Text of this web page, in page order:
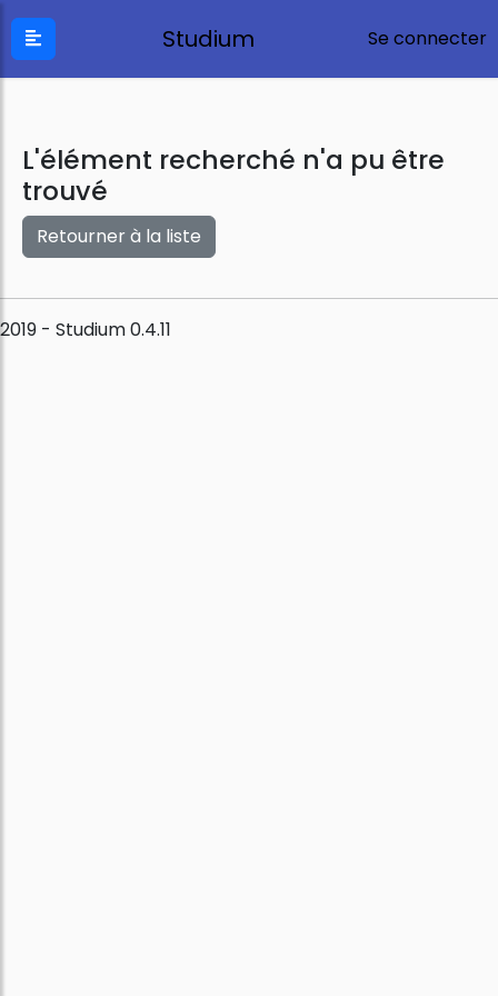
Studium Se connecter
L'élément recherché n'a pu être
trouvé
Retourner à la liste
2019 - Studium 0.4.11